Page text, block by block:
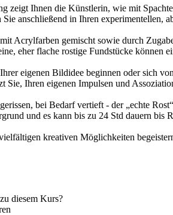
zeigt Ihnen die Künstlerin, wie mit
anschließend in Ihren experimentellen,
Acrylfarben gemischt sowie durch
eher flache rostige Fundstücke können
eigenen Bildidee beginnen oder sich
Sie, Ihren eigenen Impulsen und
bei Bedarf vertieft - der „echte
und es kann bis zu 24 Std dauern bis
kreativen Möglichkeiten
diesem Kurs?